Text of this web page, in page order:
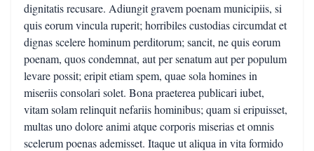
dignitatis recusare. Adiungit gravem poenam municipiis, si
quis eorum vincula ruperit; horribiles custodias circumdat et
dignas scelere hominum perditorum; sancit, ne quis eorum
poenam, quos condemnat, aut per senatum aut per populum
levare possit; eripit etiam spem, quae sola homines in
miseriis consolari solet. Bona praeterea publicari iubet,
vitam solam relinquit nefariis hominibus; quam si eripuisset,
multas uno dolore animi atque corporis miserias et omnis
scelerum poenas ademisset. Itaque ut aliqua in vita formido